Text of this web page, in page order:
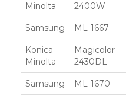
Minolta
2400W
Samsung ML-1667
Konica
Minolta
Magicolor
2430DL
Samsung ML-1670